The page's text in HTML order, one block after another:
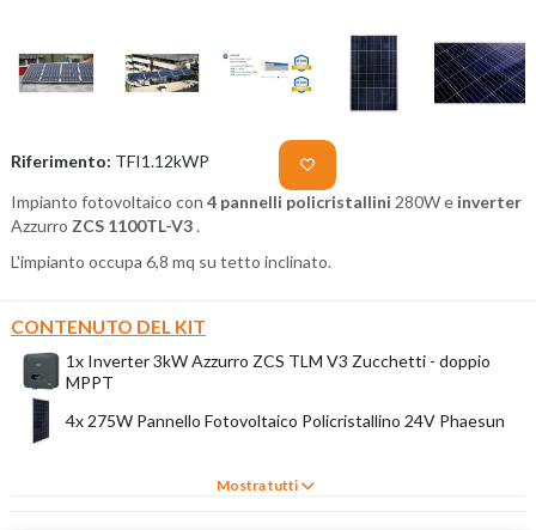
Riferimento: TFI1.12kWP
Impianto fotovoltaico con 4 pannelli policristallini 280W e inverter
Azzurro ZCS 1100TL-V3.
L'impianto occupa 6,8 mq su tetto inclinato.
CONTENUTO DEL KIT
1x Inverter 3kW Azzurro ZCS TLM V3 Zucchetti - doppio
MPPT
4x 275W Pannello Fotovoltaico Policristallino 24V Phaesun
Mostra tutti